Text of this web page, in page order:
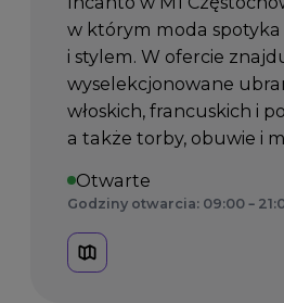
w którym moda spotyka
i stylem. W ofercie
wyselekcjonowane
włoskich, francuskich i
a także torby, obuwie i
Otwarte
Godziny otwarcia: 09:00 –